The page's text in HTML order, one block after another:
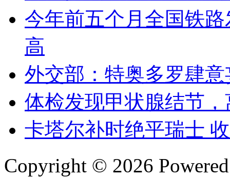
今年前五个月全国铁
高
外交部：特奥多罗肆
体检发现甲状腺结节
卡塔尔补时绝平瑞士
Copyright © 2026